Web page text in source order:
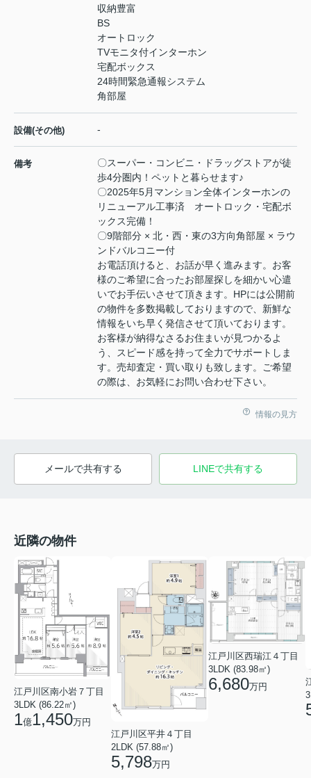
収納豊富
BS
オートロック
TVモニタ付インターホン
宅配ボックス
24時間緊急通報システム
角部屋
設備(その他) -
備考
〇スーパー・コンビニ・ドラッグストアが徒
歩4分圏内！ペットと暮らせます♪
〇2025年5月マンション全体インターホンの
リニューアル工事済 オートロック・宅配ボ
ックス完備！
〇9階部分 × 北・西・東の3方向角部屋 × ラウ
ンドバルコニー付
お電話頂けると、お話が早く進みます。お客
様のご希望に合ったお部屋探しを細かい心遣
いでお手伝いさせて頂きます。HPには公開前
の物件を多数掲載しておりますので、新鮮な
情報をいち早く発信させて頂いております。
お客様が納得なさるお住まいが見つかるよ
う、スピード感を持って全力でサポートしま
す。売却査定・買い取りも致します。ご希望
の際は、お気軽にお問い合わせ下さい。
情報の見方
メールで共有する LINEで共有する
近隣の物件
江戸川区南小岩７丁目
3LDK (86.22㎡)
1億1,450万円
江戸川区平井４丁目
2LDK (57.88㎡)
5,798万円
江戸川区西瑞江４丁目
3LDK (83.98㎡)
6,680万円